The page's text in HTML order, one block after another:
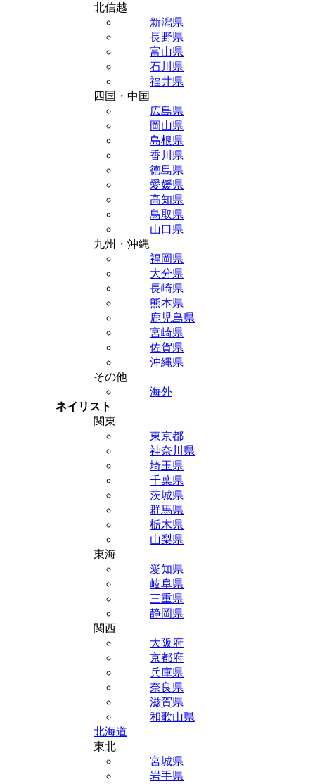
北信越
新潟県
長野県
富山県
石川県
福井県
四国・中国
広島県
岡山県
島根県
香川県
徳島県
愛媛県
高知県
鳥取県
山口県
九州・沖縄
福岡県
大分県
長崎県
熊本県
鹿児島県
宮崎県
佐賀県
沖縄県
その他
海外
ネイリスト
関東
東京都
神奈川県
埼玉県
千葉県
茨城県
群馬県
栃木県
山梨県
東海
愛知県
岐阜県
三重県
静岡県
関西
大阪府
京都府
兵庫県
奈良県
滋賀県
和歌山県
北海道
東北
宮城県
岩手県